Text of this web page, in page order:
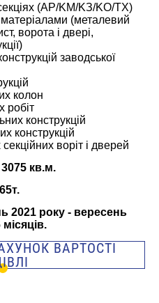
(AР/KM/KЗ/KO/TX)
(металевий
ворота і двері,
заводської
колон
робіт
конструкцій
конструкцій
воріт і дверей
кв.м.
2021 року - вересень
ВАРТОСТІ